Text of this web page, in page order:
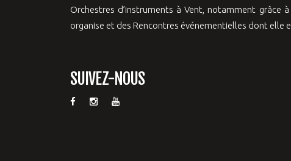
Orchestres d’instruments à Vent, notamment grâce
organise et des Rencontres événementielles dont elle
SUIVEZ-NOUS